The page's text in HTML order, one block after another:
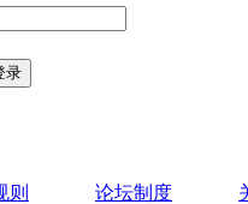
则 论坛制度